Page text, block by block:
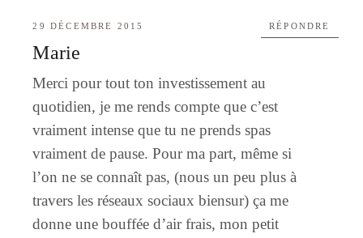
29 DÉCEMBRE 2015
Marie
Merci pour tout ton investissement au
quotidien, je me rends compte que c’est
vraiment intense que tu ne prends spas
vraiment de pause. Pour ma part, même si
l’on ne se connaît pas, (nous un peu plus à
travers les réseaux sociaux biensur) ça me
donne une bouffée d’air frais, mon petit
RÉPONDRE